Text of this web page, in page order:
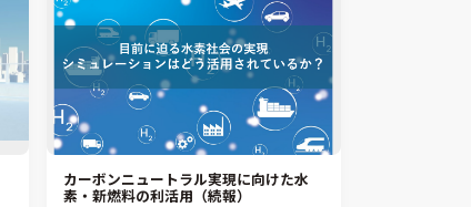
カーボンニュートラル実現に向けた水
素・新燃料の利活用（続報）